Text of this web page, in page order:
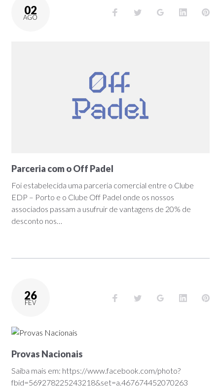
02
AGO
Parceria com o Off Padel
Foi estabelecida uma parceria comercial entre o Clube
EDP – Porto e o Clube Off Padel onde os nossos
associados passam a usufruir de vantagens de 20% de
desconto nos…
26
FEV
Provas Nacionais
Saiba mais em: https://www.facebook.com/photo?
fbid=569278225243218&set=a.467674452070263